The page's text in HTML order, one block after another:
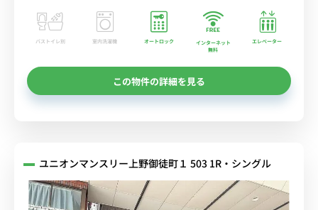
バストイレ別 室内洗濯機 オートロック
インターネット
無料
エレベーター
この物件の詳細を見る
ユニオンマンスリー上野御徒町１ 503 1R・シングル